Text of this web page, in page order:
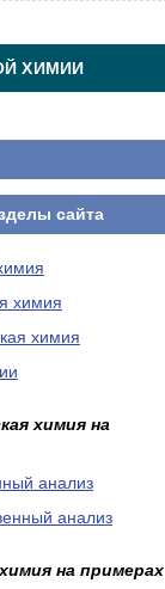
ХИМИИ
сайта
химия
химия
химия на
анализ
анализ
на примерах